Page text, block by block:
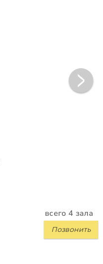
всего 4 зала
Позвонить